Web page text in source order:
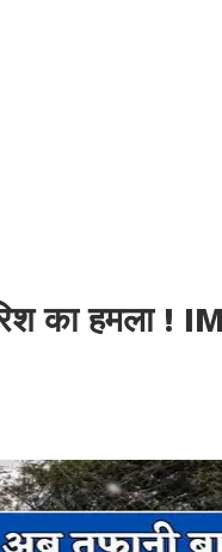
का हमला !